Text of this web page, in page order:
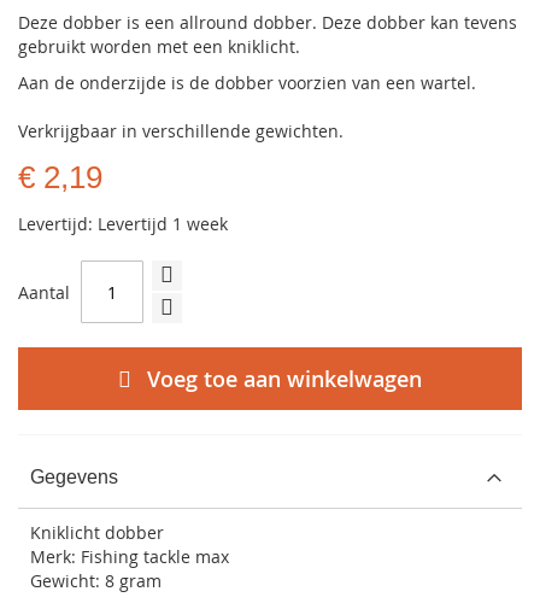
Deze dobber is een allround dobber. Deze dobber kan tevens
gebruikt worden met een kniklicht.
Aan de onderzijde is de dobber voorzien van een wartel.
Verkrijgbaar in verschillende gewichten.
€ 2,19
Levertijd: Levertijd 1 week
Aantal
Voeg toe aan winkelwagen
Gegevens
Kniklicht dobber
Merk: Fishing tackle max
Gewicht: 8 gram